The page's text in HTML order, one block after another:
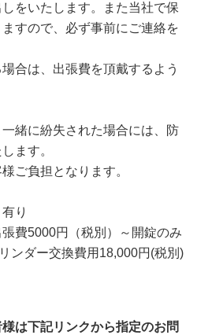
をいたします。また当社で保
すので、必ず事前にご連絡を
合は、出張費を頂戴するよう
緒に紛失された場合には、防
ます。
ご負担となります。
り
費5000円（税別）～開錠のみ
ンダー交換費用18,000円(税別)
は下記リンクから指定のお問